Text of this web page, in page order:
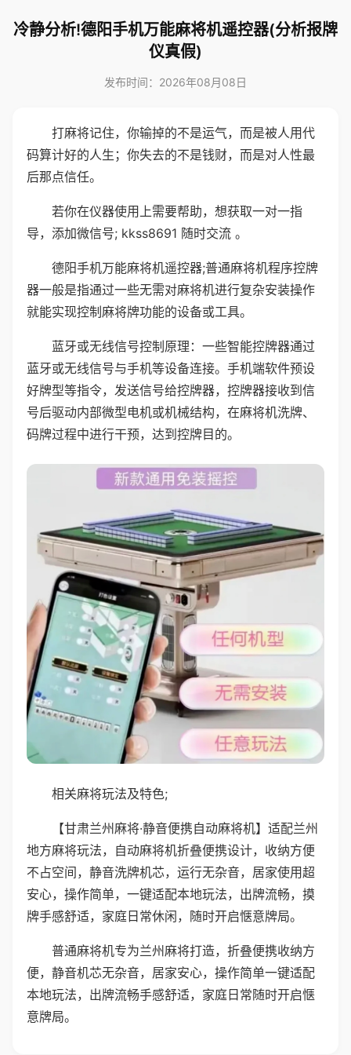
冷静分析!德阳手机万能麻将机遥控器(分析报牌
仪真假)
发布时间：2026年08月08日
打麻将记住，你输掉的不是运气，而是被人用代
码算计好的人生；你失去的不是钱财，而是对人性最
后那点信任。
若你在仪器使用上需要帮助，想获取一对一指
导，添加微信号; kkss8691 随时交流 。
德阳手机万能麻将机遥控器;普通麻将机程序控牌
器一般是指通过一些无需对麻将机进行复杂安装操作
就能实现控制麻将牌功能的设备或工具。
蓝牙或无线信号控制原理：一些智能控牌器通过
蓝牙或无线信号与手机等设备连接。手机端软件预设
好牌型等指令，发送信号给控牌器，控牌器接收到信
号后驱动内部微型电机或机械结构，在麻将机洗牌、
码牌过程中进行干预，达到控牌目的。
相关麻将玩法及特色;
【甘肃兰州麻将·静音便携自动麻将机】适配兰州
地方麻将玩法，自动麻将机折叠便携设计，收纳方便
不占空间，静音洗牌机芯，运行无杂音，居家使用超
安心，操作简单，一键适配本地玩法，出牌流畅，摸
牌手感舒适，家庭日常休闲，随时开启惬意牌局。
普通麻将机专为兰州麻将打造，折叠便携收纳方
便，静音机芯无杂音，居家安心，操作简单一键适配
本地玩法，出牌流畅手感舒适，家庭日常随时开启惬
意牌局。